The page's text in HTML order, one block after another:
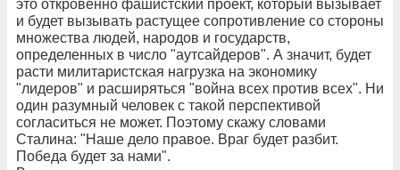
это откровенно фашистский проект, который вызывает
и будет вызывать растущее сопротивление со стороны
множества людей, народов и государств,
определенных в число "аутсайдеров". А значит, будет
расти милитаристская нагрузка на экономику
"лидеров" и расширяться "война всех против всех". Ни
один разумный человек с такой перспективой
согласиться не может. Поэтому скажу словами
Сталина: "Наше дело правое. Враг будет разбит.
Победа будет за нами".